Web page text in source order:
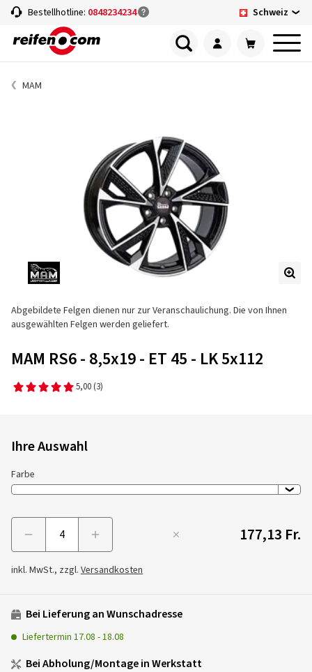
Bestellhotline: 0848234234 Schweiz
MAM
Abgebildete Felgen dienen nur zur Veranschaulichung. Die von Ihnen
ausgewählten Felgen werden geliefert.
MAM RS6 - 8,5x19 - ET 45 - LK 5x112
5,00 (3)
Ihre Auswahl
Farbe
177,13 Fr.
inkl. MwSt., zzgl. Versandkosten
Bei Lieferung an Wunschadresse
Liefertermin 17.08 -18.08
Bei Abholung/Montage in Werkstatt